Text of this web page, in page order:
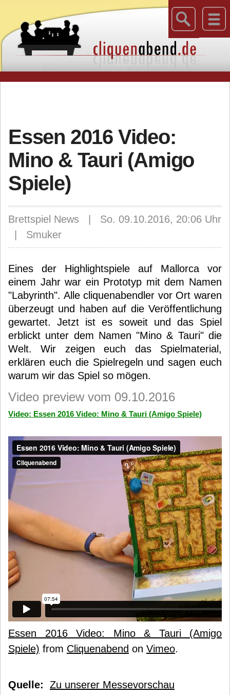
Essen 2016 Video:
Mino & Tauri (Amigo
Spiele)
Brettspiel News | So. 09.10.2016, 20:06 Uhr
| Smuker
Eines der Highlightspiele auf Mallorca vor
einem Jahr war ein Prototyp mit dem Namen
"Labyrinth". Alle cliquenabendler vor Ort waren
überzeugt und haben auf die Veröffentlichung
gewartet. Jetzt ist es soweit und das Spiel
erblickt unter dem Namen "Mino & Tauri" die
Welt. Wir zeigen euch das Spielmaterial,
erklären euch die Spielregeln und sagen euch
warum wir das Spiel so mögen.
Video preview vom 09.10.2016
Video: Essen 2016 Video: Mino & Tauri (Amigo Spiele)
Essen 2016 Video: Mino & Tauri (Amigo
Spiele) from Cliquenabend on Vimeo.
Quelle: Zu unserer Messevorschau